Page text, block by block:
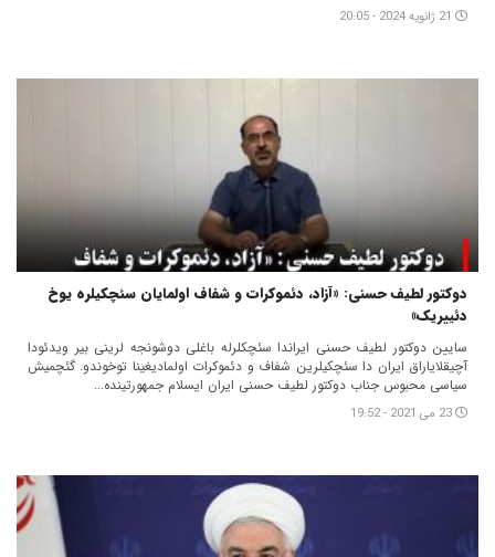
21 ژانویه 2024 - 20:05
دوکتور لطیف حسنی: «آزاد، دئموکرات و شفاف اولمایان سئچکیلره یوخ
دئییریک»
سایین دوکتور لطیف حسنی ایراندا سئچکلرله باغلی دوشونجه لرینی بیر ویدئودا
آچیقلایاراق ایران دا سئچکیلرین شفاف و دئموکرات اولمادیغینا توخوندو. گئچمیش
سیاسی محبوس جناب دوکتور لطیف حسنی ایران ایسلام جمهورتینده...
23 می 2021 - 19:52